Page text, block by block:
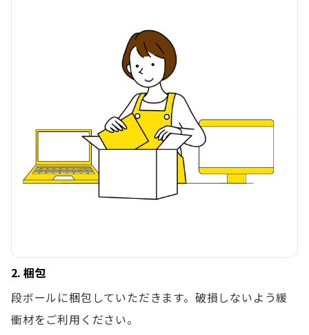
2. 梱包
段ボールに梱包していただきます。破損しないよう緩
衝材をご利用ください。